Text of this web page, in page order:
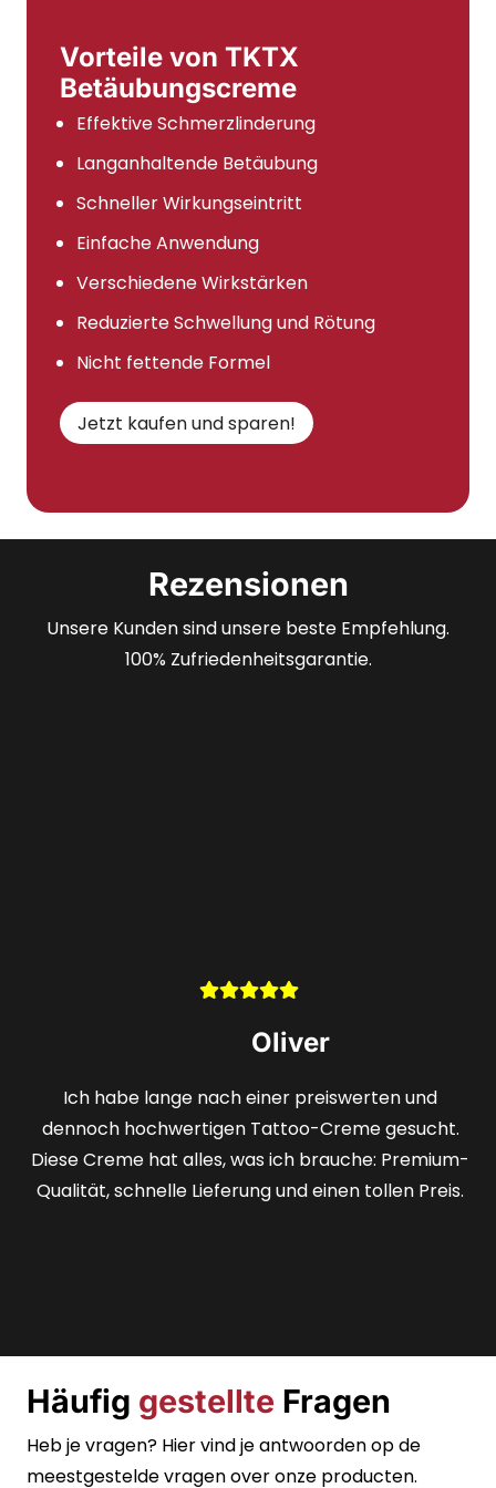
Vorteile von TKTX
Betäubungscreme
Effektive Schmerzlinderung
Langanhaltende Betäubung
Schneller Wirkungseintritt
Einfache Anwendung
Verschiedene Wirkstärken
Reduzierte Schwellung und Rötung
Nicht fettende Formel
Jetzt kaufen und sparen!
Rezensionen
Unsere Kunden sind unsere beste Empfehlung.
100% Zufriedenheitsgarantie.
Stefan
Selten finde ich ein Angebot, das sowohl günstig als
auch qualitativ hochwertig ist. Das Hologramm gab
mir die Sicherheit, ein wirklich erstklassiges Produkt
zu erhalten, und die schnelle Lieferung war
Häufig gestellte Fragen
Heb je vragen? Hier vind je antwoorden op de
meestgestelde vragen over onze producten.